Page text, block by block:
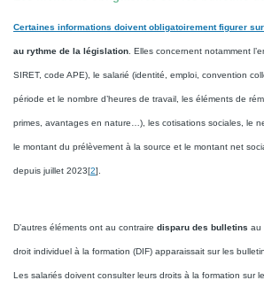
Certaines informations doivent obligatoirement figurer
au rythme de la législation . Elles concernent notamment
SIRET, code APE), le salarié (identité, emploi, convention
période et le nombre d’heures de travail, les éléments de
primes, avantages en nature…), les cotisations sociales, le
le montant du prélèvement à la source et le montant net
depuis juillet 2023[2].
D’autres éléments ont au contraire disparu des bulletins au
droit individuel à la formation (DIF) apparaissait sur les
Les salariés doivent consulter leurs droits à la formation sur